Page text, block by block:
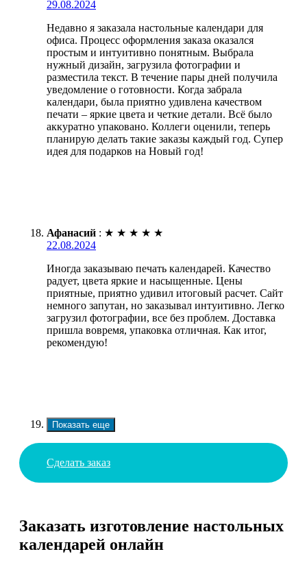
29.08.2024
Недавно я заказала настольные календари для
офиса. Процесс оформления заказа оказался
простым и интуитивно понятным. Выбрала
нужный дизайн, загрузила фотографии и
разместила текст. В течение пары дней получила
уведомление о готовности. Когда забрала
календари, была приятно удивлена качеством
печати – яркие цвета и четкие детали. Всё было
аккуратно упаковано. Коллеги оценили, теперь
планирую делать такие заказы каждый год. Супер
идея для подарков на Новый год!
Афанасий : ★ ★ ★ ★ ★
22.08.2024
Иногда заказываю печать календарей. Качество
радует, цвета яркие и насыщенные. Цены
приятные, приятно удивил итоговый расчет. Сайт
немного запутан, но заказывал интуитивно. Легко
загрузил фотографии, все без проблем. Доставка
пришла вовремя, упаковка отличная. Как итог,
рекомендую!
Показать еще
Сделать заказ
Заказать изготовление настольных
календарей онлайн